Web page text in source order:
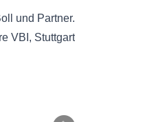
und Partner.
VBI
Stuttgart